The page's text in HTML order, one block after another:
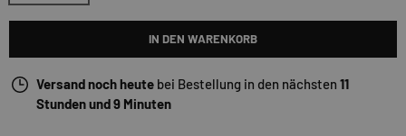
IN DEN WARENKORB
Versand noch heute bei Bestellung in den nächsten 11
Stunden und 9 Minuten